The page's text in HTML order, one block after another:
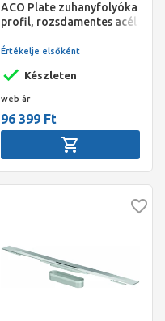
ACO Plate zuhanyfolyóka
profil, rozsdamentes acél
Készleten
Értékelje elsőként
web ár
96 399 Ft